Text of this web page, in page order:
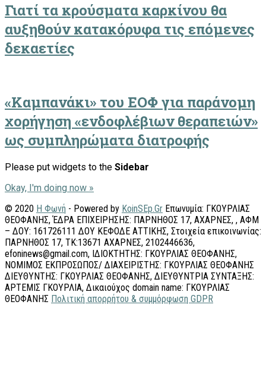
Γιατί τα κρούσματα καρκίνου θα
αυξηθούν κατακόρυφα τις επόμενες
δεκαετίες
«Καμπανάκι» του ΕΟΦ για παράνομη
χορήγηση «ενδοφλέβιων θεραπειών»
ως συμπληρώματα διατροφής
Please put widgets to the Sidebar
Okay, I'm doing now »
© 2020 Η Φωνή - Powered by KoinSEp.Gr Επωνυμία: ΓΚΟΥΡΛΙΑΣ
ΘΕΟΦΑΝΗΣ, ΈΔΡΑ ΕΠΙΧΕΙΡΗΣΗΣ: ΠΑΡΝΗΘΟΣ 17, ΑΧΑΡΝΕΣ, , ΑΦΜ
– ΔΟΥ: 161726111 ΔΟΥ ΚΕΦΟΔΕ ΑΤΤΙΚΗΣ, Στοιχεία επικοινωνίας:
ΠΑΡΝΗΘΟΣ 17, ΤΚ:13671 ΑΧΑΡΝΕΣ, 2102446636,
efoninews@gmail.com, ΙΔΙΟΚΤΗΤΗΣ: ΓΚΟΥΡΛΙΑΣ ΘΕΟΦΑΝΗΣ,
ΝΟΜΙΜΟΣ ΕΚΠΡΟΣΩΠΟΣ/ ΔΙΑΧΕΙΡΙΣΤΗΣ: ΓΚΟΥΡΛΙΑΣ ΘΕΟΦΑΝΗΣ
ΔΙΕΥΘΥΝΤΗΣ: ΓΚΟΥΡΛΙΑΣ ΘΕΟΦΑΝΗΣ, ΔΙΕΥΘΥΝΤΡΙΑ ΣΥΝΤΑΞΗΣ:
ΑΡΤΕΜΙΣ ΓΚΟΥΡΛΙΑ, Δικαιούχος domain name: ΓΚΟΥΡΛΙΑΣ
ΘΕΟΦΑΝΗΣ Πολιτική απορρήτου & συμμόρφωση GDPR